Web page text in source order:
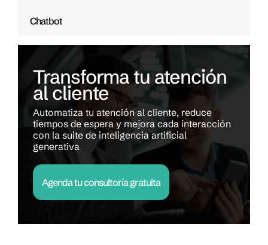
Chatbot
Transforma tu atención
al cliente
Automatiza tu atención al cliente, reduce
tiempos de espera y mejora cada interacción
con la suite de inteligencia artificial
generativa
Agenda tu consultoría gratuita